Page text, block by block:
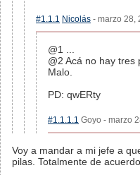
#1.1.1 Nicolás - marzo 28,
@1 ...
@2 Acá no hay tres
Malo.
PD: qwERty
#1.1.1.1 Goyo - marzo
Voy a mandar a mi jefe a
pilas. Totalmente de acuerdo.